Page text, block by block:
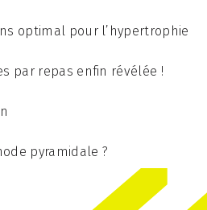
optimal pour l’hypertrophie
par repas enfin révélée !
pyramidale ?